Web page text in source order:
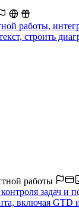
работы,
строить
работы
задач и
включая GTD